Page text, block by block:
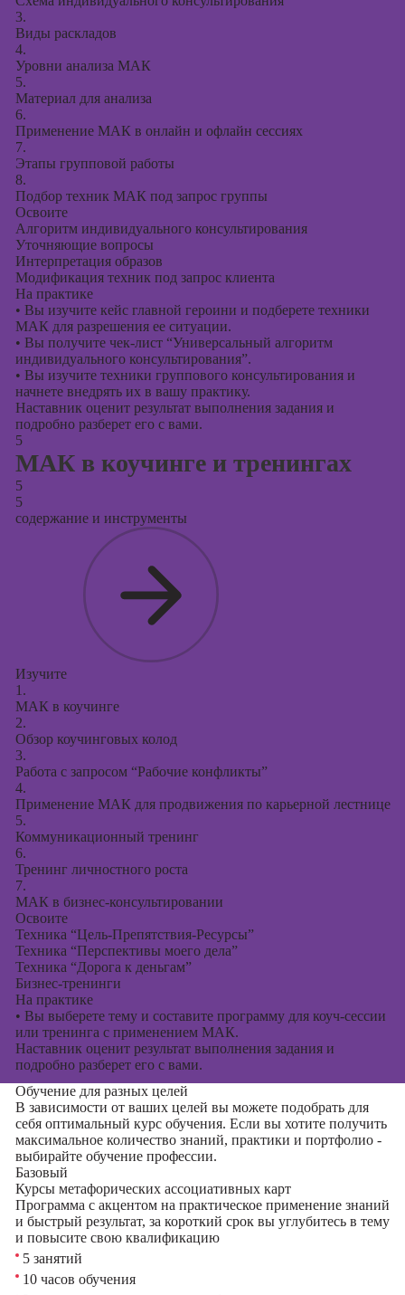
3.
Виды раскладов
4.
Уровни анализа МАК
5.
Материал для анализа
6.
Применение МАК в онлайн и офлайн сессиях
7.
Этапы групповой работы
8.
Подбор техник МАК под запрос группы
Освоите
Алгоритм индивидуального консультирования
Уточняющие вопросы
Интерпретация образов
Модификация техник под запрос клиента
На практике
• Вы изучите кейс главной героини и подберете техники
МАК для разрешения ее ситуации.
• Вы получите чек-лист “Универсальный алгоритм
индивидуального консультирования”.
• Вы изучите техники группового консультирования и
начнете внедрять их в вашу практику.
Наставник оценит результат выполнения задания и
подробно разберет его с вами.
5
МАК в коучинге и тренингах
5
5
содержание и инструменты
Изучите
1.
МАК в коучинге
2.
Обзор коучинговых колод
3.
Работа с запросом “Рабочие конфликты”
4.
Применение МАК для продвижения по карьерной лестнице
5.
Коммуникационный тренинг
6.
Тренинг личностного роста
7.
МАК в бизнес-консультировании
Освоите
Техника “Цель-Препятствия-Ресурсы”
Техника “Перспективы моего дела”
Техника “Дорога к деньгам”
Бизнес-тренинги
На практике
• Вы выберете тему и составите программу для коуч-сессии
или тренинга с применением МАК.
Наставник оценит результат выполнения задания и
подробно разберет его с вами.
Обучение для разных целей
В зависимости от ваших целей вы можете подобрать для
себя оптимальный курс обучения. Если вы хотите получить
максимальное количество знаний, практики и портфолио -
выбирайте обучение профессии.
Базовый
Курсы метафорических ассоциативных карт
Программа с акцентом на практическое применение знаний
и быстрый результат, за короткий срок вы углубитесь в тему
и повысите свою квалификацию
5 занятий
10 часов обучения